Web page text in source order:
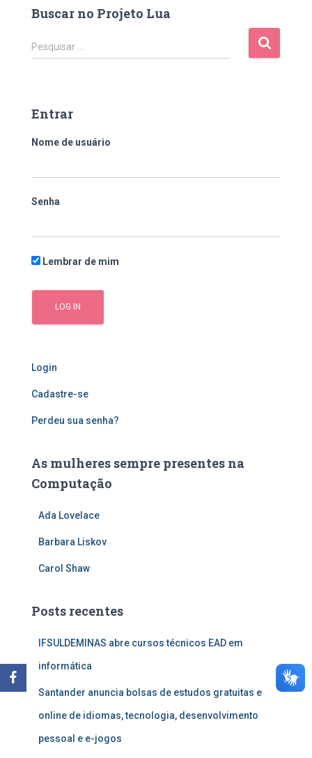
Buscar no Projeto Lua
Pesquisar …
Entrar
Nome de usuário
Senha
Lembrar de mim
Login
Cadastre-se
Perdeu sua senha?
As mulheres sempre presentes na
Computação
Ada Lovelace
Barbara Liskov
Carol Shaw
Posts recentes
IFSULDEMINAS abre cursos técnicos EAD em
informática
Santander anuncia bolsas de estudos gratuitas e
online de idiomas, tecnologia, desenvolvimento
pessoal e e-jogos